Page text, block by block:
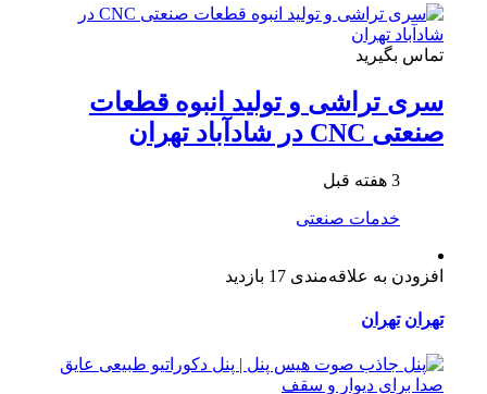
تماس بگیرید
سری تراشی و تولید انبوه قطعات
صنعتی CNC در شادآباد تهران
3 هفته قبل
خدمات صنعتی
افزودن به علاقه‌مندی 17 بازدید
تهران تهران